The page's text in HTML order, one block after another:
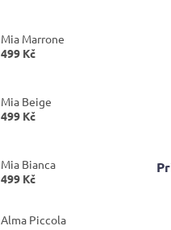
Mia Marrone
499 Kč
Mia Beige
499 Kč
Mia Bianca
499 Kč
Alma Piccola